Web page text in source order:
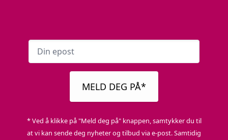
MELD DEG PÅ*
* Ved å klikke på "Meld deg på" knappen, samtykker du til
at vi kan sende deg nyheter og tilbud via e-post. Samtidig